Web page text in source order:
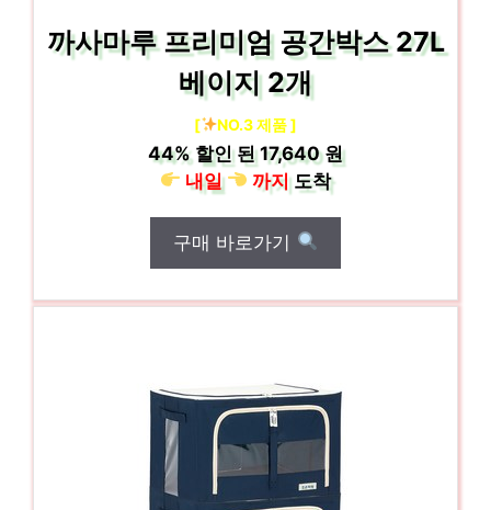
까사마루 프리미엄 공간박스 27L
베이지 2개
[ NO.3 제품 ]
44% 할인 된17,640 원
내일
까지도착
구매 바로가기